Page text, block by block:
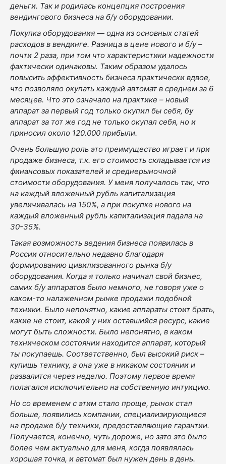
деньги. Так и родилась концепция построения
вендингового бизнеса на б/у оборудовании.
Покупка оборудования — одна из основных статей
расходов в вендинге. Разница в цене нового и б/у –
почти 2 раза, при том что характеристики надежности
фактически одинаковы. Таким образом удалось
повысить эффективность бизнеса практически вдвое,
что позволяло окупать каждый автомат в среднем за 6
месяцев. Что это означало на практике – новый
аппарат за первый год только окупил бы себя, бу
аппарат за тот же год не только окупал себя, но и
приносил около 120.000 прибыли.
Очень большую роль это преимущество играет и при
продаже бизнеса, т.к. его стоимость складывается из
финансовых показателей и среднерыночной
стоимости оборудования. У меня получалось так, что
на каждый вложенный рубль капитализация
увеличивалась на 150%, а при покупке нового на
каждый вложенный рубль капитализация падала на
30-35%.
Такая возможность ведения бизнеса появилась в
России относительно недавно благодаря
формированию цивилизованного рынка б/у
оборудования. Когда я только начинал свой бизнес,
самих б/у аппаратов было немного, не говоря уже о
каком-то налаженном рынке продажи подобной
техники. Было непонятно, какие аппараты стоит брать,
какие не стоит, какой у них оставшийся ресурс, какие
могут быть сложности. Было непонятно, в каком
техническом состоянии находится аппарат, который
ты покупаешь. Соответственно, был высокий риск –
купишь технику, а она уже в никаком состоянии и
развалится через неделю. Поэтому первое время
полагался исключительно на собственную интуицию.
Но со временем с этим стало проще, рынок стал
больше, появились компании, специализирующиеся
на продаже б/у техники, предоставляющие гарантии.
Получается, конечно, чуть дороже, но зато это было
более чем актуально для меня, когда появлялась
хорошая точка, и автомат был нужен день в день.